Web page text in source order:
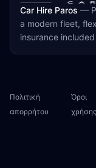
Car Hire Paros —
a modern fleet,
insurance
Πολιτική
απορρήτου
Όροι
χρήσης